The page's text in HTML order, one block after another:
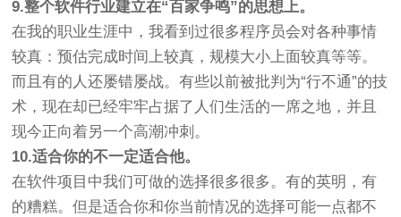
9.整个软件行业建立在“百家争鸣”的思想上。
在我的职业生涯中，我看到过很多程序员会对各种事情
较真：预估完成时间上较真，规模大小上面较真等等。
而且有的人还屡错屡战。有些以前被批判为“行不通”的技
术，现在却已经牢牢占据了人们生活的一席之地，并且
现今正向着另一个高潮冲刺。
10.适合你的不一定适合他。
在软件项目中我们可做的选择很多很多。有的英明，有
的糟糕。但是适合你和你当前情况的选择可能一点都不